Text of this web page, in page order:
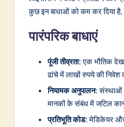
कुछ इन बाधाओं को कम कर दिया है,
पारंपरिक बाधाएं
पूंजी तीव्रता:एक भौतिक
ढांचे में लाखों रुपये की निवेश
नियामक अनुपालन:संस्थाओं
मानकों के संबंध में जटिल
प्रतिभूति कोड:मेडिकेयर